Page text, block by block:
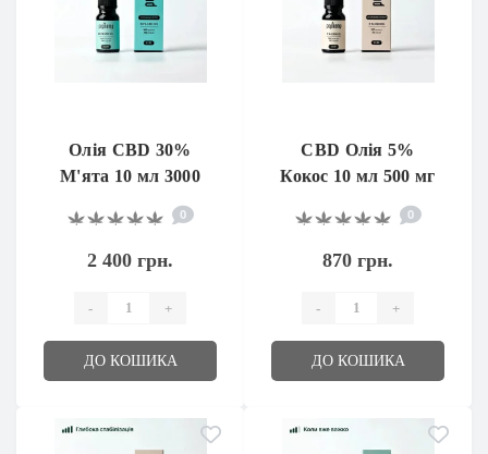
Олія CBD 30%
М'ята 10 мл 3000
0
2 400 грн.
- +
ДО КОШИКА
CBD Олія 5%
Кокос 10 мл 500 мг
0
870 грн.
- +
ДО КОШИКА